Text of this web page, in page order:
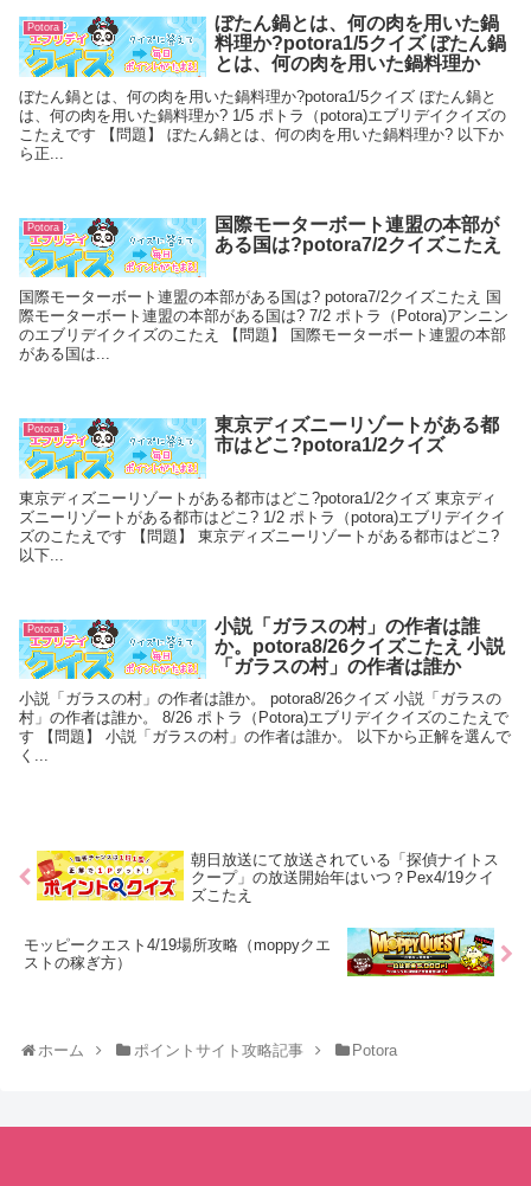
Potora
ぼたん鍋とは、何の肉を用いた鍋
料理か?potora1/5クイズ ぼたん鍋
とは、何の肉を用いた鍋料理か
ぼたん鍋とは、何の肉を用いた鍋料理か?potora1/5クイズ ぼたん鍋と
は、何の肉を用いた鍋料理か? 1/5 ポトラ（potora)エブリデイクイズの
こたえです 【問題】 ぼたん鍋とは、何の肉を用いた鍋料理か? 以下か
ら正...
Potora
国際モーターボート連盟の本部が
ある国は?potora7/2クイズこたえ
国際モーターボート連盟の本部がある国は? potora7/2クイズこたえ 国
際モーターボート連盟の本部がある国は? 7/2 ポトラ（Potora)アンニン
のエブリデイクイズのこたえ 【問題】 国際モーターボート連盟の本部
がある国は...
Potora
東京ディズニーリゾートがある都
市はどこ?potora1/2クイズ
東京ディズニーリゾートがある都市はどこ?potora1/2クイズ 東京ディ
ズニーリゾートがある都市はどこ? 1/2 ポトラ（potora)エブリデイクイ
ズのこたえです 【問題】 東京ディズニーリゾートがある都市はどこ?
以下...
Potora
小説「ガラスの村」の作者は誰
か。potora8/26クイズこたえ 小説
「ガラスの村」の作者は誰か
小説「ガラスの村」の作者は誰か。 potora8/26クイズ 小説「ガラスの
村」の作者は誰か。 8/26 ポトラ（Potora)エブリデイクイズのこたえで
す 【問題】 小説「ガラスの村」の作者は誰か。 以下から正解を選んで
く...
朝日放送にて放送されている「探偵ナイトス
クープ」の放送開始年はいつ？Pex4/19クイ
ズこたえ
モッピークエスト4/19場所攻略（moppyクエ
ストの稼ぎ方）
ホーム ポイントサイト攻略記事 Potora